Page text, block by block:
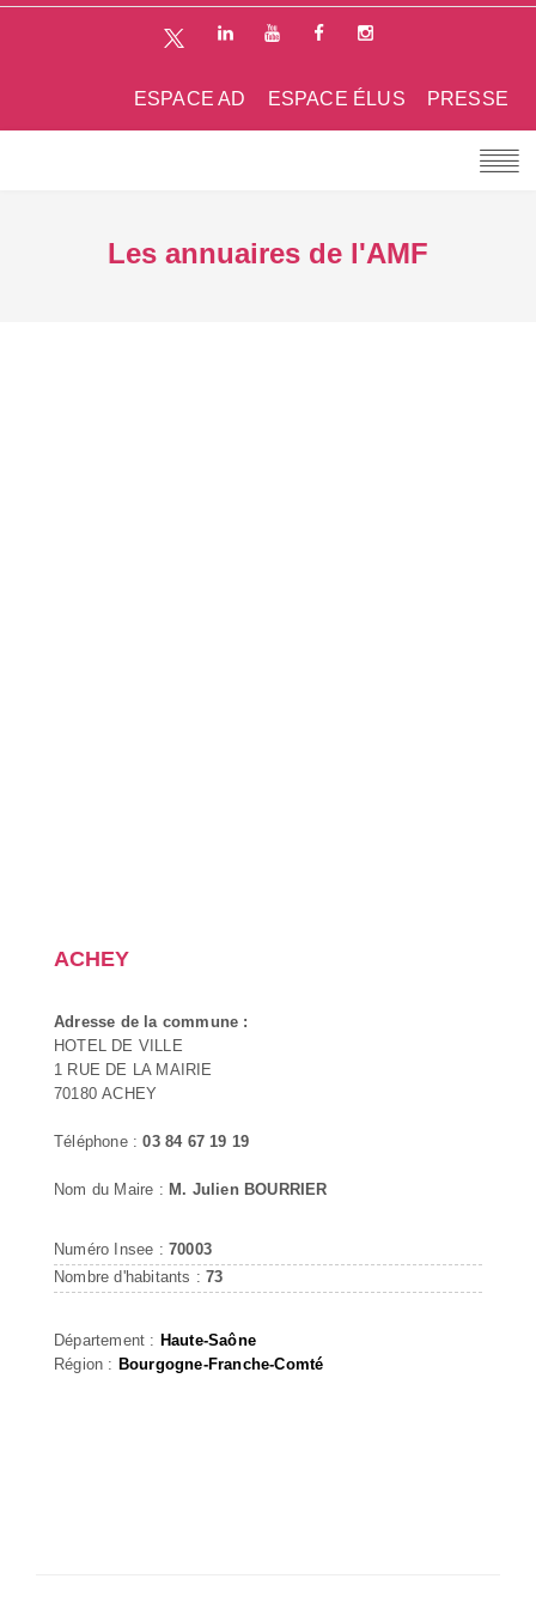
PRESSE
ESPACE ÉLUS
ESPACE AD
Les annuaires de l'AMF
ACHEY
Adresse de la commune :
HOTEL DE VILLE
1 RUE DE LA MAIRIE
70180 ACHEY
Téléphone :03 84 67 19 19
Nom du Maire : M. Julien BOURRIER
Numéro Insee : 70003
Nombre d'habitants :73
Département : Haute-Saône
Région : Bourgogne-Franche-Comté